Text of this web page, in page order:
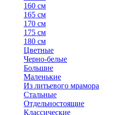
160 см
165 см
170 см
175 см
180 см
Цветные
Черно-белые
Большие
Маленькие
Из литьевого мрамора
Стальные
Отдельностоящие
Классические